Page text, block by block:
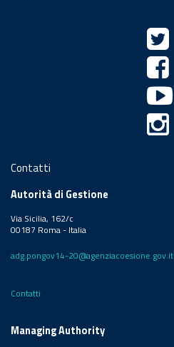
Contatti
Autorità di Gestione
Via Sicilia, 162/c
00187 Roma - Italia
adg.pongov14-20@agenziacoesione.gov.it
Contatti
Managing Authority